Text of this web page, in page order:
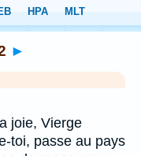
►
joie, Vierge
toi, passe au pays